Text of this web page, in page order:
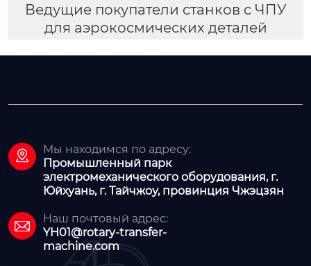
Ведущие покупатели станков с ЧПУ
для аэрокосмических деталей

Мы находимся по адресу:
Промышленный парк
электромеханического оборудования, г.
Юйхуань, г. Тайчжоу, провинция Чжэцзян

Наш почтовый адрес:
YH01@rotary-transfer-
machine.com